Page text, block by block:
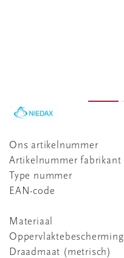
Ons artikelnummer
Artikelnummer fabrikant
Type nummer
EAN-code
Materiaal
Oppervlaktebescherming
Draadmaat (metrisch)